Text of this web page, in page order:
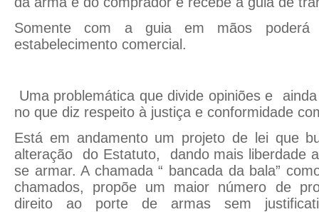
Somente com a guia em mãos
estabelecimento comercial.
Uma problemática que divide opiniões e
no que diz respeito à justiça e conformidade
Está em andamento um projeto de lei que
alteração do Estatuto, dando mais liberdade
se armar. A chamada “ bancada da bala”
chamados, propõe um maior número de
direito ao porte de armas sem